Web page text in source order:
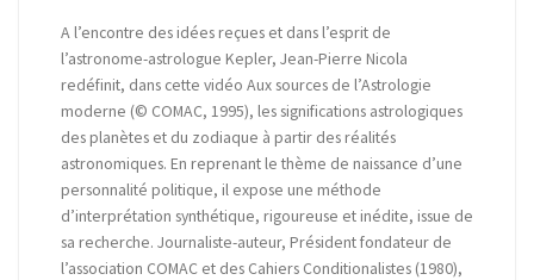
A l’encontre des idées reçues et dans l’esprit de
l’astronome-astrologue Kepler, Jean-Pierre Nicola
redéfinit, dans cette vidéo Aux sources de l’Astrologie
moderne (© COMAC, 1995), les significations astrologiques
des planètes et du zodiaque à partir des réalités
astronomiques. En reprenant le thème de naissance d’une
personnalité politique, il expose une méthode
d’interprétation synthétique, rigoureuse et inédite, issue de
sa recherche. Journaliste-auteur, Président fondateur de
l’association COMAC et des Cahiers Conditionalistes (1980),